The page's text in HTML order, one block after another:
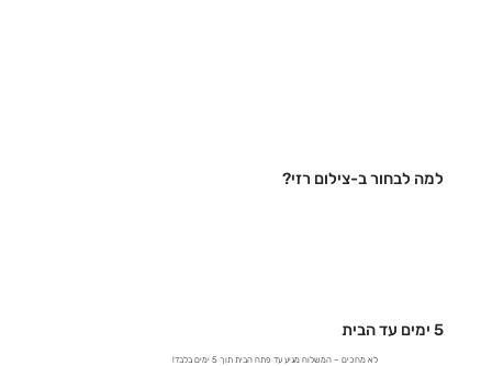
למה לבחור ב-צילום רזי?
5 ימים עד הבית
לא מחכים – המשלוח מגיע עד פתח הבית תוך 5 ימים בלבד!